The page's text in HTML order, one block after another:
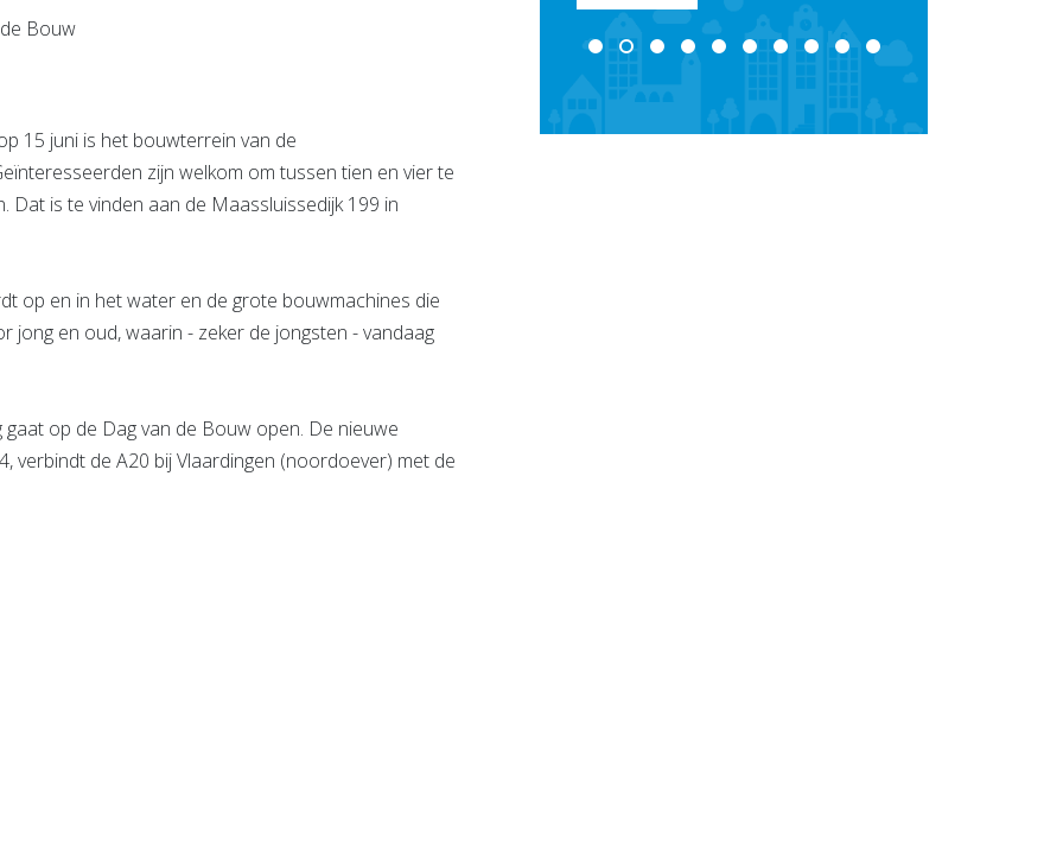
15 juni is het bouwterrein van de
zijn welkom om tussen tien en vier te
is te vinden aan de Maassluissedijk 199 in
op en in het water en de grote bouwmachines die
en oud, waarin - zeker de jongsten - vandaag
op de Dag van de Bouw open. De nieuwe
verbindt de A20 bij Vlaardingen (noordoever) met de